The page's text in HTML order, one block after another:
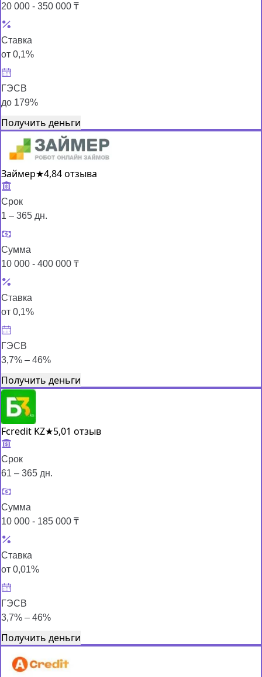
20 000 - 350 000 ₸
Ставка
от 0,1%
ГЭСВ
до 179%
Получить деньги
Займер★4,84 отзыва
Срок
1 – 365 дн.
Сумма
10 000 - 400 000 ₸
Ставка
от 0,1%
ГЭСВ
3,7% – 46%
Получить деньги
Fcredit KZ★5,01 отзыв
Срок
61 – 365 дн.
Сумма
10 000 - 185 000 ₸
Ставка
от 0,01%
ГЭСВ
3,7% – 46%
Получить деньги